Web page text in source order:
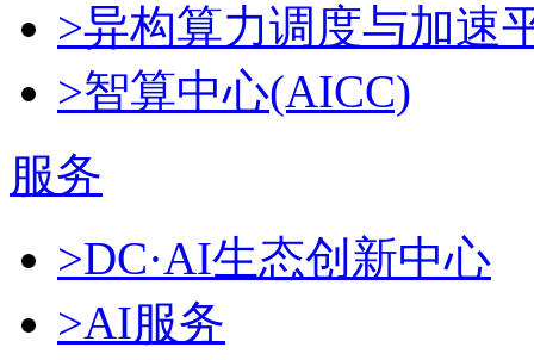
>异构算力调度与加速
>智算中心(AICC)
服务
>DC·AI生态创新中心
>AI服务